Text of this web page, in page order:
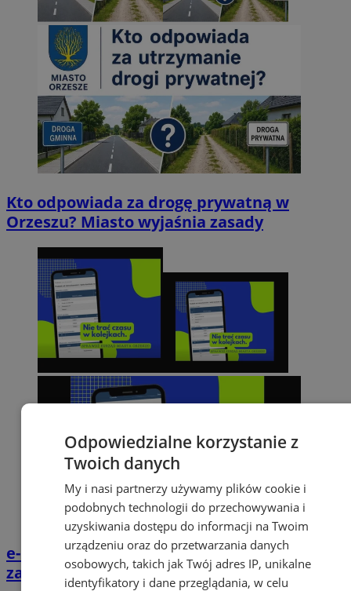
Kto odpowiada za drogę prywatną w
Orzeszu? Miasto wyjaśnia zasady
e-Urząd Miasta Orzesze. Podatki i opłaty
załatwisz online
Odpowiedzialne korzystanie z
Twoich danych
My i nasi partnerzy używamy plików cookie i
podobnych technologii do przechowywania i
uzyskiwania dostępu do informacji na Twoim
urządzeniu oraz do przetwarzania danych
osobowych, takich jak Twój adres IP, unikalne
identyfikatory i dane przeglądania, w celu